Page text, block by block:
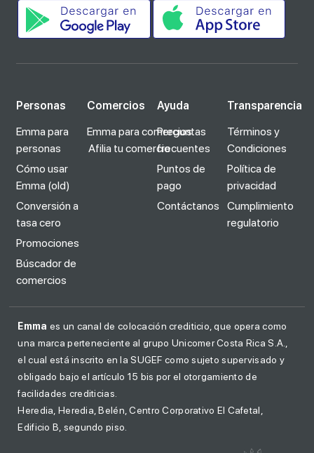
Personas
Emma para
personas
Cómo usar
Emma (old)
Conversión a
tasa cero
Promociones
Búscador de
comercios
Comercios
Emma para comercios
Afilia tu comercio
Ayuda
Preguntas
frecuentes
Puntos de
pago
Contáctanos
Transparencia
Términos y
Condiciones
Política de
privacidad
Cumplimiento
regulatorio
Emma es un canal de colocación crediticio, que opera como
una marca perteneciente al grupo Unicomer Costa Rica S.A.,
el cual está inscrito en la SUGEF como sujeto supervisado y
obligado bajo el artículo 15 bis por el otorgamiento de
facilidades crediticias.
Heredia, Heredia, Belén, Centro Corporativo El Cafetal,
Edificio B, segundo piso.